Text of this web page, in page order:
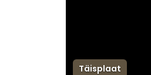
Täisplaat